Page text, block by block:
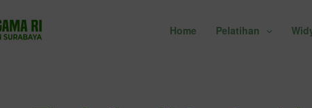
Home Pelatihan